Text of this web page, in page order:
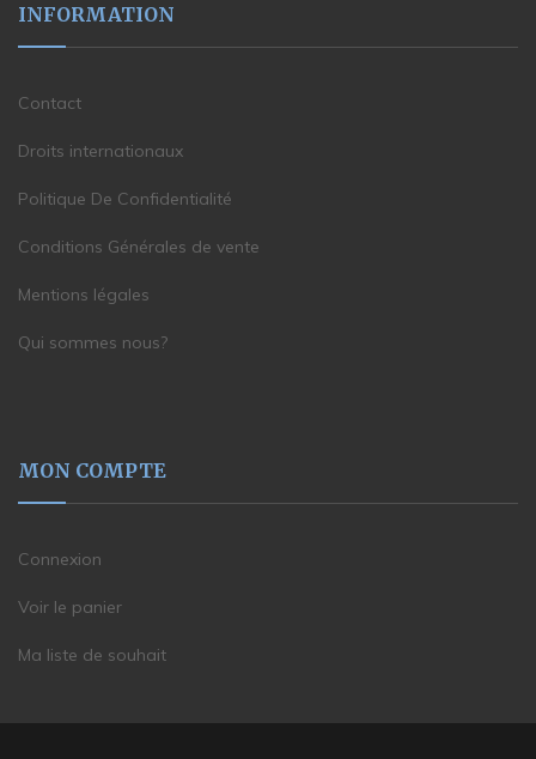
INFORMATION
Contact
Droits internationaux
Politique De Confidentialité
Conditions Générales de vente
Mentions légales
Qui sommes nous?
MON COMPTE
Connexion
Voir le panier
Ma liste de souhait